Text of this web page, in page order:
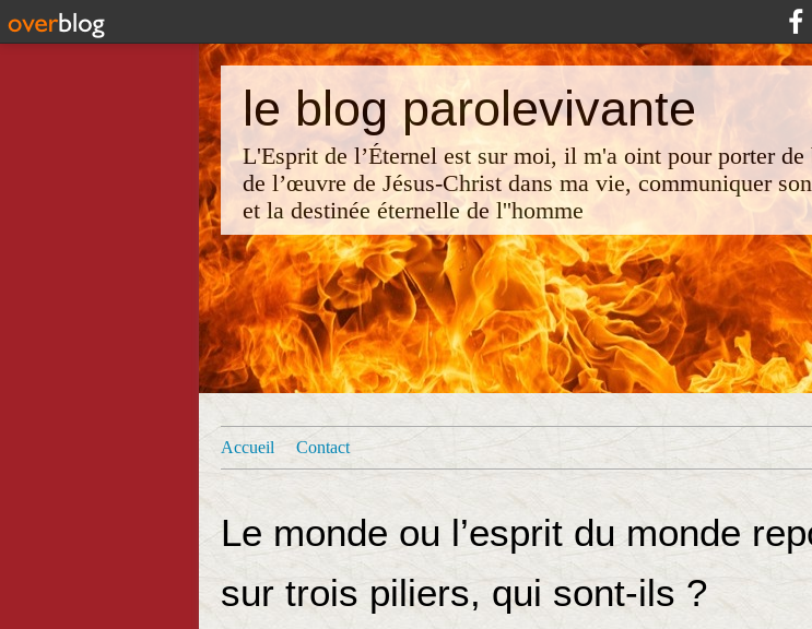
le blog parolevivante
L'Esprit de l’Éternel est sur moi, il m'a oint pour porter
de l’œuvre de Jésus-Christ dans ma vie, communiquer
et la destinée éternelle de l''homme
Accueil Contact
Le monde ou l’esprit du monde
sur trois piliers, qui sont-ils ?